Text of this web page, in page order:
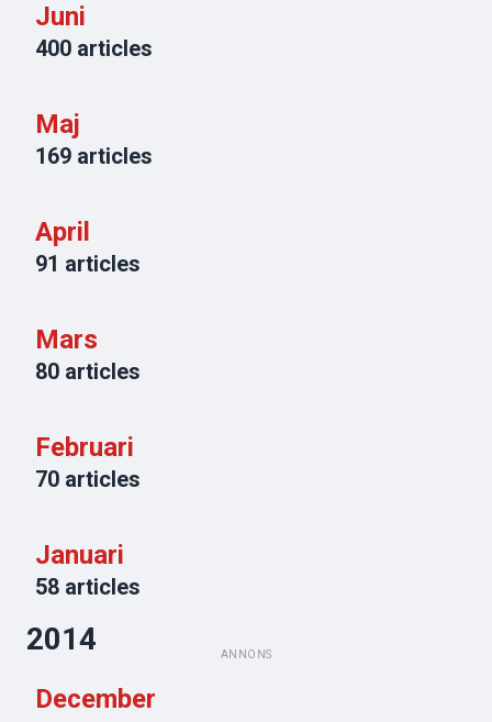
Juni
400 articles
Maj
169 articles
April
91 articles
Mars
80 articles
Februari
70 articles
Januari
58 articles
2014
December
ANNONS